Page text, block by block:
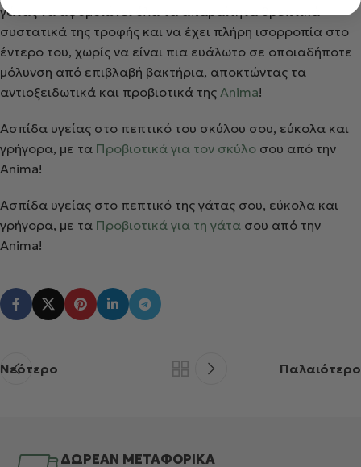
γάτας να αφομοιώνει όλα τα απαραίτητα θρεπτικά
συστατικά της τροφής και να έχει πλήρη ισορροπία στο
έντερο του, χωρίς να είναι πια ευάλωτο σε οποιαδήποτε
μόλυνση από επιβλαβή βακτήρια, αποκτώντας τα
αντιοξειδωτικά και προβιοτικά της Anima!
Ασπίδα υγείας στο πεπτικό του σκύλου σου, εύκολα και
γρήγορα, με τα Προβιοτικά για τον σκύλο σου από την
Anima!
Ασπίδα υγείας στο πεπτικό της γάτας σου, εύκολα και
γρήγορα, με τα Προβιοτικά για τη γάτα σου από την
Anima!
Νεότερο Παλαιότερο
ΔΩΡΕΑΝ ΜΕΤΑΦΟΡΙΚΑ